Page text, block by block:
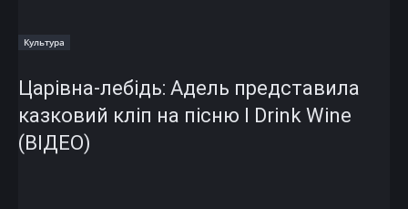
Культура
Царівна-лебідь: Адель представила
казковий кліп на пісню I Drink Wine
(ВІДЕО)